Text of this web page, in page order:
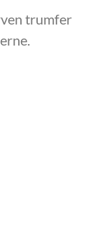
trumfer